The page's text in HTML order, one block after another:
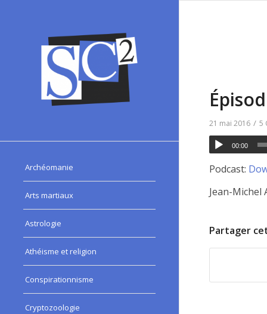
Archéomanie
Arts martiaux
Astrologie
Athéisme et religion
Conspirationnisme
Cryptozoologie
21 mai 2016 / 5
00:00
Podcast:
Jean-Michel
Partager